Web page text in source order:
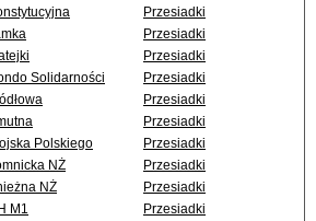
Przesiadki
Przesiadki
Przesiadki
Solidarności
Przesiadki
Przesiadki
Przesiadki
Polskiego
Przesiadki
NŻ
Przesiadki
NŻ
Przesiadki
M1
Przesiadki